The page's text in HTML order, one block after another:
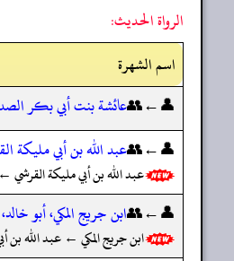
الرواة الحديث:
اسم الشهرة
👤←👥عائشة بنت أبي بكر
👤←👥عبد الله بن أبي مليكة
عبد الله بن أبي مليكة
👤←👥ابن جريج المكي، أبو
ابن جريج المكي ← عبد الله بن